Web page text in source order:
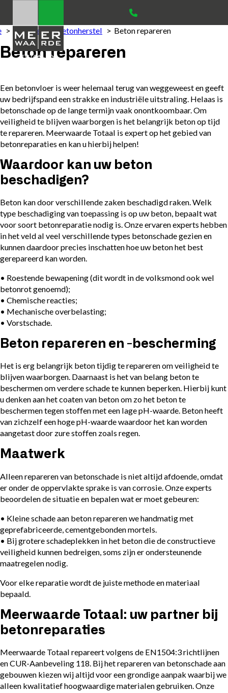
Diensten Betonherstel Beton repareren
Beton repareren
Een betonvloer is weer helemaal terug van weggeweest en geeft
uw bedrijfspand een strakke en industriële uitstraling. Helaas is
betonschade op de lange termijn vaak onontkoombaar. Om
veiligheid te blijven waarborgen is het belangrijk beton op tijd
te repareren. Meerwaarde Totaal is expert op het gebied van
betonreparaties en kan u hierbij helpen!
Waardoor kan uw beton
beschadigen?
Beton kan door verschillende zaken beschadigd raken. Welk
type beschadiging van toepassing is op uw beton, bepaalt wat
voor soort betonreparatie nodig is. Onze ervaren experts hebben
in het veld al veel verschillende types betonschade gezien en
kunnen daardoor precies inschatten hoe uw beton het best
gerepareerd kan worden.
• Roestende bewapening (dit wordt in de volksmond ook wel
betonrot genoemd);
• Chemische reacties;
• Mechanische overbelasting;
• Vorstschade.
Beton repareren en -bescherming
Het is erg belangrijk beton tijdig te repareren om veiligheid te
blijven waarborgen. Daarnaast is het van belang beton te
beschermen om verdere schade te kunnen beperken. Hierbij kunt
u denken aan het coaten van beton om zo het beton te
beschermen tegen stoffen met een lage pH-waarde. Beton heeft
van zichzelf een hoge pH-waarde waardoor het kan worden
aangetast door zure stoffen zoals regen.
Maatwerk
Alleen repareren van betonschade is niet altijd afdoende, omdat
er onder de oppervlakte sprake is van corrosie. Onze experts
beoordelen de situatie en bepalen wat er moet gebeuren:
• Kleine schade aan beton repareren we handmatig met
geprefabriceerde, cementgebonden mortels.
• Bij grotere schadeplekken in het beton die de constructieve
veiligheid kunnen bedreigen, soms zijn er ondersteunende
maatregelen nodig.
Voor elke reparatie wordt de juiste methode en materiaal
bepaald.
Meerwaarde Totaal: uw partner bij
betonreparaties
Meerwaarde Totaal repareert volgens de EN1504:3 richtlijnen
en CUR-Aanbeveling 118. Bij het repareren van betonschade aan
gebouwen kiezen wij altijd voor een grondige aanpak waarbij we
alleen kwalitatief hoogwaardige materialen gebruiken. Onze